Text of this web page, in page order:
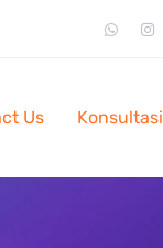
Us Konsultasi